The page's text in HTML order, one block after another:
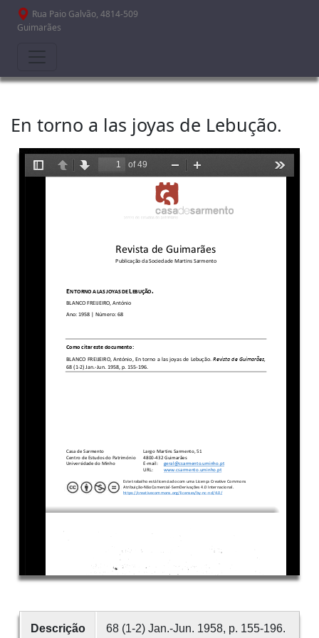
Passar para o conteúdo principal
Rua Paio Galvão, 4814-509
Guimarães
En torno a las joyas de Lebução.
Descrição 68 (1-2) Jan.-Jun. 1958, p. 155-196.